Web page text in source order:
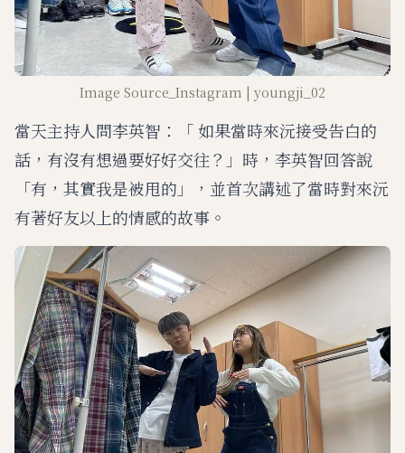
Image Source_Instagram | youngji_02
當天主持人問李英智：「 如果當時來沅接受告白的
話，有沒有想過要好好交往？」時，李英智回答說
「有，其實我是被甩的」，並首次講述了當時對來沅
有著好友以上的情感的故事。